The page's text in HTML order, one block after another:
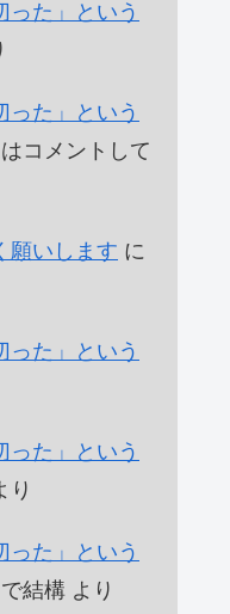
った」という
った」という
コメントして
願いします に
った」という
った」という
り
った」という
結構 より